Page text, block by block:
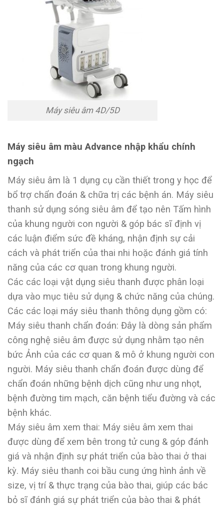
Máy siêu âm 4D/5D
Máy siêu âm màu Advance nhập khẩu chính
ngạch
Máy siêu âm là 1 dụng cụ cần thiết trong y học để
bổ trợ chẩn đoán & chữa trị các bệnh án. Máy siêu
thanh sử dụng sóng siêu âm để tạo nên Tấm hình
của khung người con người & góp bác sĩ định vị
các luận điểm sức đề kháng, nhận định sự cải
cách và phát triển của thai nhi hoặc đánh giá tính
năng của các cơ quan trong khung người.
Các các loại vật dụng siêu thanh được phân loại
dựa vào mục tiêu sử dụng & chức năng của chúng.
Các các loại máy siêu thanh thông dụng gồm có:
Máy siêu thanh chẩn đoán: Đây là dòng sản phẩm
công nghệ siêu âm được sử dụng nhằm tạo nên
bức Ảnh của các cơ quan & mô ở khung người con
người. Máy siêu thanh chẩn đoán được dùng để
chẩn đoán những bệnh dịch cũng như ung nhọt,
bệnh đường tim mạch, căn bệnh tiểu đường và các
bệnh khác.
Máy siêu âm xem thai: Máy siêu âm xem thai
được dùng để xem bên trong tử cung & góp đánh
giá và nhận định sự phát triển của bào thai ở thai
kỳ. Máy siêu thanh coi bầu cung ứng hình ảnh về
size, vị trí & thực trạng của bào thai, giúp các bác
bỏ sĩ đánh giá sự phát triển của bào thai & phát